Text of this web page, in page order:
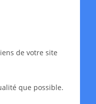
de votre site
que possible.